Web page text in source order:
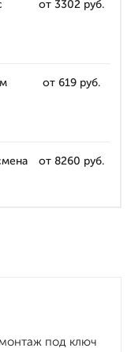
от 3302 руб.
от 619 руб.
от 8260 руб.
под ключ